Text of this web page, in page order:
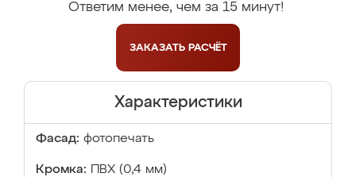
Ответим менее, чем за 15 минут!
ЗАКАЗАТЬ РАСЧЁТ
Характеристики
Фасад: фотопечать
Кромка: ПВХ (0,4 мм)